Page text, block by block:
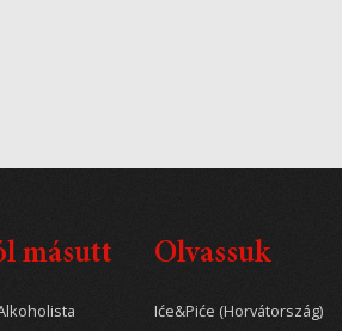
másutt Olvassuk
Iće&Piće (Horvátország)